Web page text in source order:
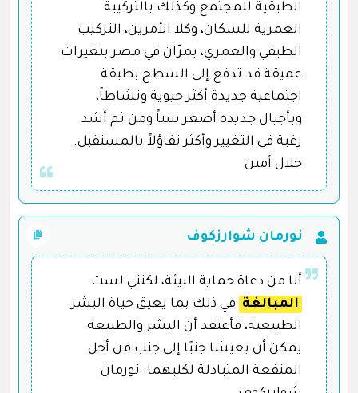
الطبقية للمجتمع وكذلك بالتركيبة
العمرية للسكان، وكلا الأمرين، التركيب
الطبقي والعمري، يمرّان في مصر بتغيرات
عميقة قد تدفع إلى السطح بطبقة
اجتماعية جديدة أكثر حيوية ونشاطاً،
وبأجيال جديدة أصغر سناً ومن ثم أشد
رغبة في التغيير وأكثر تفاؤلاً بالمستقبل.
جلال أمين
نورمان شوارزكوف
أنا من دعاة حماية البيئة، لكنني لست
المبالغة في ذلك بما يعيق حياة البشر
الطبيعية، فأعتقد أن البشر والطبيعة
يمكن أن يعيشا جنبًا إلى جنب من أجل
المنفعة المتبادلة لكليهما. نورمان